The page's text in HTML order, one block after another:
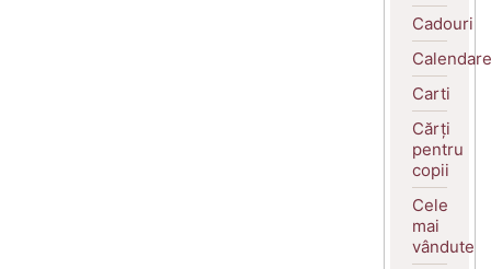
Cadouri
Calendare
Carti
Cărți
pentru
copii
Cele
mai
vândute